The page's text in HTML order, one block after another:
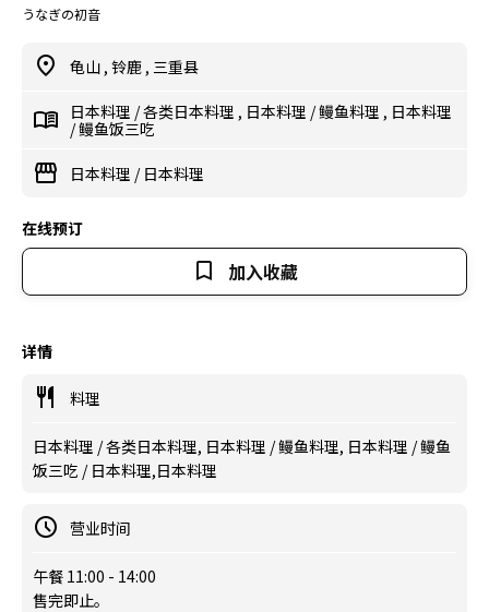
うなぎの初音
龟山 , 铃鹿 , 三重县
日本料理 /各类日本料理 , 日本料理 /鳗鱼料理 , 日本料理
/鳗鱼饭三吃
日本料理 / 日本料理
在线预订
加入收藏
详情
料理
日本料理 / 各类日本料理, 日本料理 / 鳗鱼料理, 日本料理 / 鳗鱼
饭三吃 / 日本料理,日本料理
营业时间
午餐 11:00 - 14:00
售完即止。